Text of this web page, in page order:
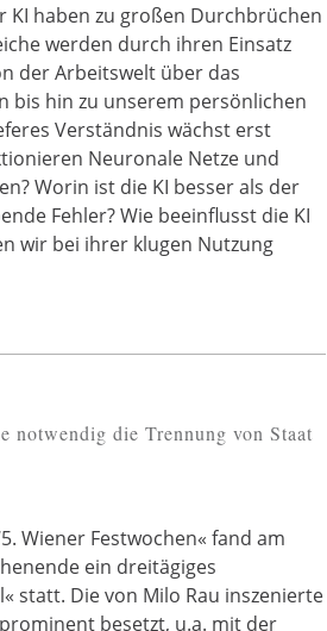
KI haben zu großen Durchbrüchen
werden durch ihren Einsatz
der Arbeitswelt über das
bis hin zu unserem persönlichen
Verständnis wächst erst
Neuronale Netze und
Worin ist die KI besser als der
Fehler? Wie beeinflusst die KI
wir bei ihrer klugen Nutzung
notwendig die Trennung von Staat
Wiener Festwochen« fand am
ein dreitägiges
statt. Die von Milo Rau inszenierte
besetzt, u.a. mit der